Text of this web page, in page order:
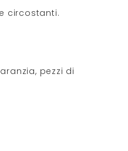
circostanti.
pezzi di